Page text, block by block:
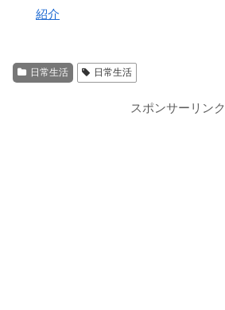
紹介
日常生活 日常生活
スポンサーリンク